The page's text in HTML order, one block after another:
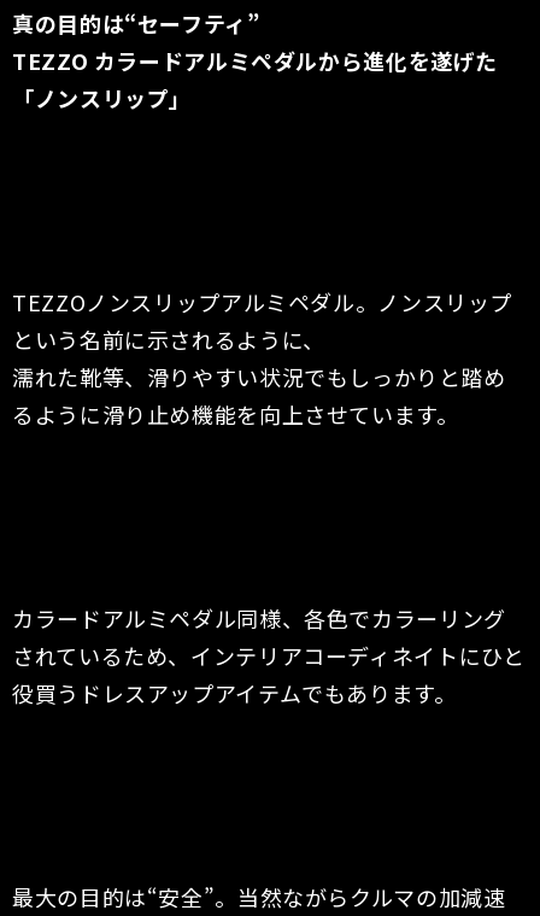
真の目的は“セーフティ”
TEZZO カラードアルミペダルから進化を遂げた
「ノンスリップ」
TEZZOノンスリップアルミペダル。ノンスリップ
という名前に示されるように、
濡れた靴等、滑りやすい状況でもしっかりと踏め
るように滑り止め機能を向上させています。
カラードアルミペダル同様、各色でカラーリング
されているため、インテリアコーディネイトにひと
役買うドレスアップアイテムでもあります。
最大の目的は“安全”。当然ながらクルマの加減速